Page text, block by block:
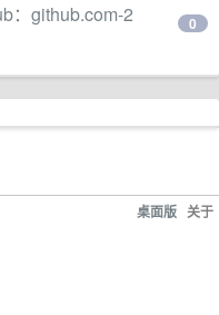
：github.com-2
0
桌面版 关于